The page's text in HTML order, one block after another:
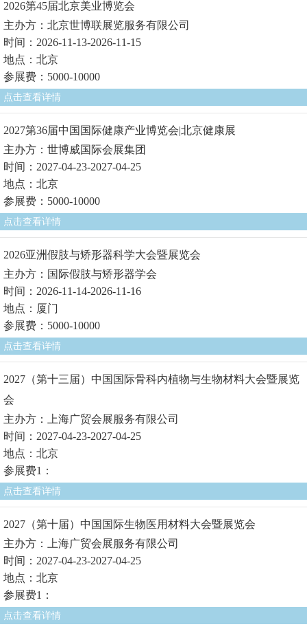
2026第45届北京美业博览会
主办方：北京世博联展览服务有限公司
时间：2026-11-13-2026-11-15
地点：北京
参展费：5000-10000
点击查看详情
2027第36届中国国际健康产业博览会|北京健康展
主办方：世博威国际会展集团
时间：2027-04-23-2027-04-25
地点：北京
参展费：5000-10000
点击查看详情
2026亚洲假肢与矫形器科学大会暨展览会
主办方：国际假肢与矫形器学会
时间：2026-11-14-2026-11-16
地点：厦门
参展费：5000-10000
点击查看详情
2027（第十三届）中国国际骨科内植物与生物材料大会暨展览
会
主办方：上海广贸会展服务有限公司
时间：2027-04-23-2027-04-25
地点：北京
参展费1：
点击查看详情
2027（第十届）中国国际生物医用材料大会暨展览会
主办方：上海广贸会展服务有限公司
时间：2027-04-23-2027-04-25
地点：北京
参展费1：
点击查看详情